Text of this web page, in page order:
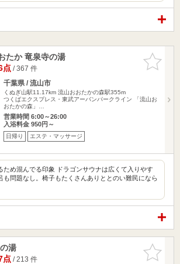
お気に入
りに追加
たか 竜泉寺の湯
点/ 367 件
千葉県 / 流山市
くぬぎ山駅11.17km 流山おおたかの森駅355m
つくばエクスプレス・東武アーバンパークライン 「流山お
おたかの森」…
営業時間 6:00～26:00
入浴料金 950円～
日帰り エステ・マッサージ
ため混んでる印象 ドラゴンサウナは広くて入りやす
も問題なし。椅子もたくさんありととのい難民になら
お気に入
りに追加
湯
点/ 213 件